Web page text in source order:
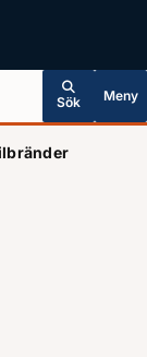
Sök Meny